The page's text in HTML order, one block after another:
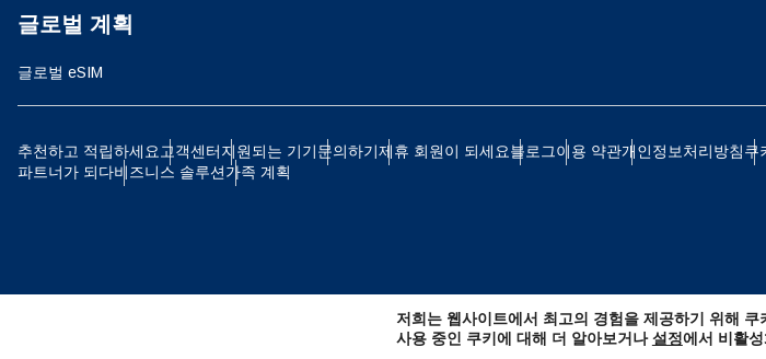
글로벌 계획
글로벌 eSIM
추천하고 적립하세요고객센터지원되는 기기문의하기제휴 회원이 되세요블로그이용 약관개인정보처리방침쿠
파트너가 되다비즈니스 솔루션가족 계획
CHF - 스위스 프랑
저희는 웹사이트에서 최고의 경험을 제공하기 위해 쿠
사용 중인 쿠키에 대해 더 알아보거나설정에서 비활